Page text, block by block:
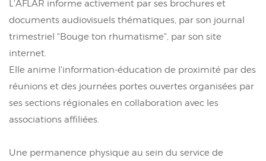
L'AFLAR informe activement par ses brochures et
documents audiovisuels thématiques, par son journal
trimestriel "Bouge ton rhumatisme", par son site
internet.
Elle anime l'information-éducation de proximité par des
réunions et des journées portes ouvertes organisées par
ses sections régionales en collaboration avec les
associations affiliées.
Une permanence physique au sein du service de